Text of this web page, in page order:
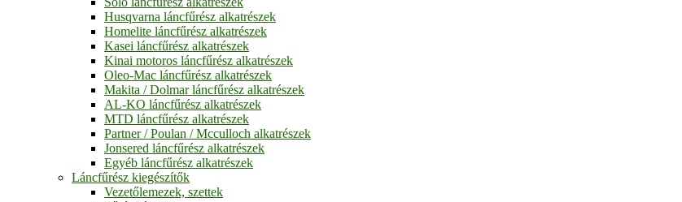
Husqvarna láncfűrész alkatrészek
Homelite láncfűrész alkatrészek
Kasei láncfűrész alkatrészek
Kinai motoros láncfűrész alkatrészek
Oleo-Mac láncfűrész alkatrészek
Makita / Dolmar láncfűrész alkatrészek
AL-KO láncfűrész alkatrészek
MTD láncfűrész alkatrészek
Partner / Poulan / Mcculloch alkatrészek
Jonsered láncfűrész alkatrészek
Egyéb láncfűrész alkatrészek
Láncfűrész kiegészítők
Vezetőlemezek, szettek